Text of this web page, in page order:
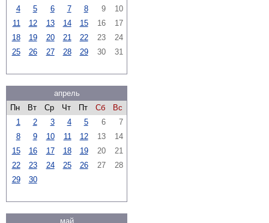
4
5 6 7 8 9
10
11
12 13 14 15 16
17
18
19 20 21 22 23
24
25
26 27 28 29 30 31
апрель
Пн
Вт Ср Чт Пт Сб
Вс
1
2 3 4 5 6
7
8
9 10 11 12 13
14
15
16 17 18 19 20
21
22
23 24 25 26 27
28
29
30
май